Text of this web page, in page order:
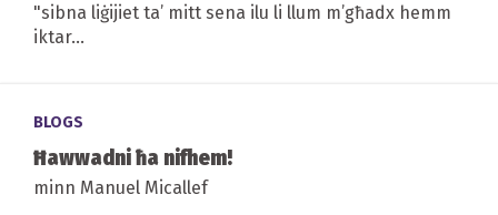
"sibna liġijiet ta’ mitt sena ilu li llum m’għadx hemm
iktar...
BLOGS
Ħawwadni ħa nifhem!
minn Manuel Micallef